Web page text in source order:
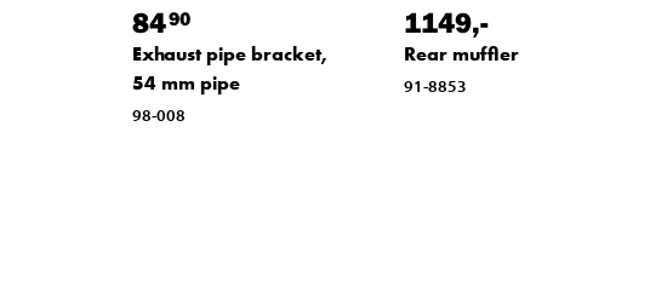
8490
Exhaust pipe bracket,
54 mm pipe
98-008
1149,-
Rear muffler
91-8853